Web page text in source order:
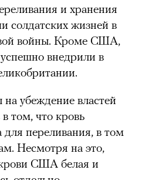
и хранения
солдатских жизней в
войны. Кроме США,
внедрили в
убеждение властей
том, что кровь
переливания, в том
Несмотря на это,
США белая и